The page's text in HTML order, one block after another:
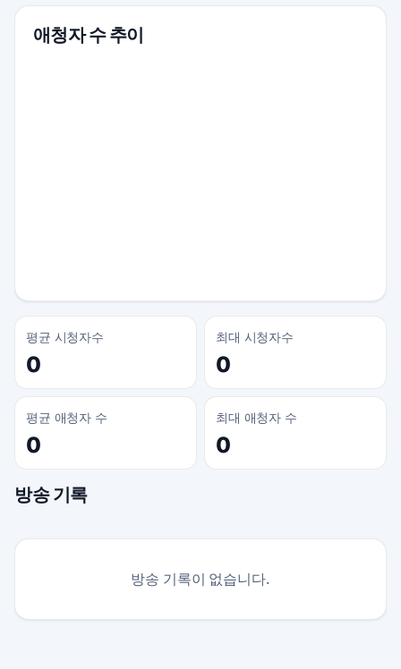
애청자 수 추이
평균 시청자수
0
최대 시청자수
0
평균 애청자 수
0
최대 애청자 수
0
방송 기록
방송 기록이 없습니다.